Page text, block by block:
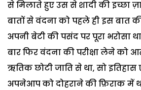
से मिलाते हुए उस से शादी की इच्छा
बातों से वंदना को पहले ही इस बात
अपनी बेटी की पसंद पर पूरा भरोसा
बार फिर वंदना की परीक्षा लेने को
ऋतिक छोटी जाति से था, सो इतिहास
अपनेआप को दोहराने की फ़िराक में